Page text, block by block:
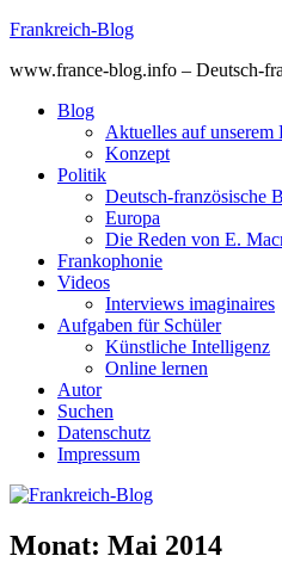
Skip
content
Frankreich-Blog
www.france-blog.info – Deutsch-
Blog
Aktuelles auf unserem
Konzept
Politik
Deutsch-französische
Europa
Die Reden von E.
Frankophonie
Videos
Interviews imaginaires
Aufgaben für Schüler
Künstliche Intelligenz
Online lernen
Autor
Suchen
Datenschutz
Impressum
Monat: Mai 2014